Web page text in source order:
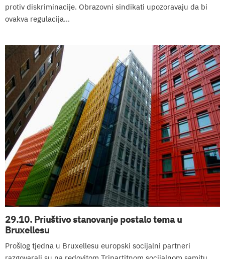
protiv diskriminacije. Obrazovni sindikati upozoravaju da bi
ovakva regulacija...
29.10. Priuštivo stanovanje postalo tema u
Bruxellesu
Prošlog tjedna u Bruxellesu europski socijalni partneri